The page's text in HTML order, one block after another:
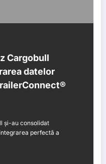
Cargobull
datelor
și-au consolidat
perfectă a